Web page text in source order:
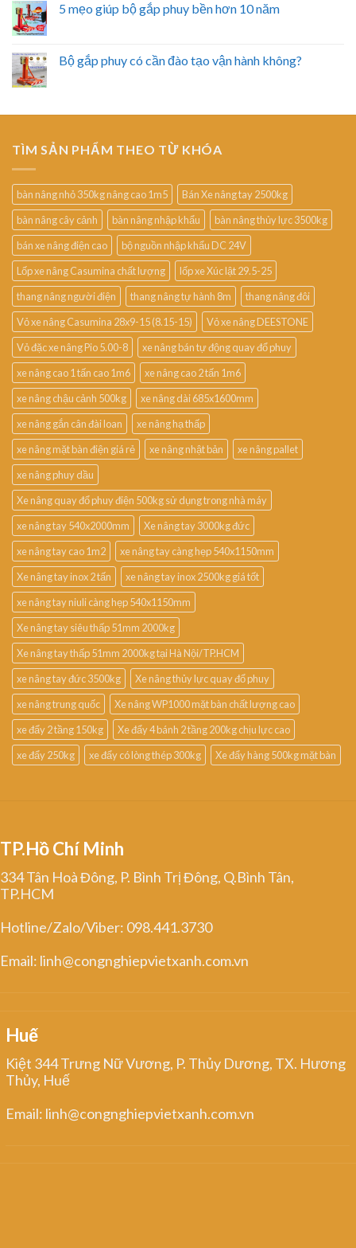
5 mẹo giúp bộ gắp phuy bền hơn 10 năm
Bộ gắp phuy có cần đào tạo vận hành không?
TÌM SẢN PHẨM THEO TỪ KHÓA
bàn nâng nhỏ 350kg nâng cao 1m5
Bán Xe nâng tay 2500kg
bàn nâng cây cảnh
bàn nâng nhập khẩu
bàn nâng thủy lực 3500kg
bán xe nâng điện cao
bộ nguồn nhập khẩu DC 24V
Lốp xe nâng Casumina chất lượng
lốp xe Xúc lật 29.5-25
thang nâng người điện
thang nâng tự hành 8m
thang nâng đôi
Vỏ xe nâng Casumina 28x9-15 (8.15-15)
Vỏ xe nâng DEESTONE
Vỏ đặc xe nâng Pio 5.00-8
xe nâng bán tự động quay đổ phuy
xe nâng cao 1 tấn cao 1m6
xe nâng cao 2 tấn 1m6
xe nâng chậu cảnh 500kg
xe nâng dài 685x1600mm
xe nâng gắn cân đài loan
xe nâng hạ thấp
xe nâng mặt bàn điện giá rẻ
xe nâng nhật bản
xe nâng pallet
xe nâng phuy dầu
Xe nâng quay đổ phuy điện 500kg sử dụng trong nhà máy
xe nâng tay 540x2000mm
Xe nâng tay 3000kg đức
xe nâng tay cao 1m2
xe nâng tay càng hẹp 540x1150mm
Xe nâng tay inox 2 tấn
xe nâng tay inox 2500kg giá tốt
xe nâng tay niuli càng hẹp 540x1150mm
Xe nâng tay siêu thấp 51mm 2000kg
Xe nâng tay thấp 51mm 2000kg tại Hà Nội/TP.HCM
xe nâng tay đức 3500kg
Xe nâng thủy lực quay đổ phuy
xe nâng trung quốc
Xe nâng WP1000 mặt bàn chất lượng cao
xe đẩy 2 tầng 150kg
Xe đẩy 4 bánh 2 tầng 200kg chịu lực cao
xe đẩy 250kg
xe đẩy có lòng thép 300kg Xe đẩy hàng 500kg mặt bàn
TP.Hồ Chí Minh
334 Tân Hoà Đông, P. Bình Trị Đông, Q.Bình Tân,
TP.HCM
Hotline/Zalo/Viber: 098.441.3730
Email: linh@congnghiepvietxanh.com.vn
Huế
Kiệt 344 Trưng Nữ Vương, P. Thủy Dương, TX. Hương
Thủy, Huế
Email: linh@congnghiepvietxanh.com.vn